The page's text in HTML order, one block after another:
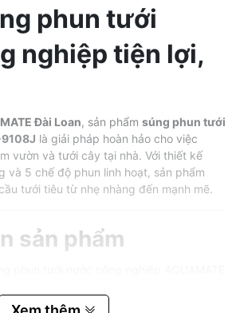
phun tưới
nghiệp tiện lợi,
Đài Loan, sản phẩm súng phun tưới
là giải pháp hoàn hảo cho việc
vườn và tưới cây tại nhà. Với thiết kế
và 5 chế độ phun linh hoạt, sản phẩm
tưới tiêu từ nhẹ nhàng đến mạnh mẽ.
sản phẩm